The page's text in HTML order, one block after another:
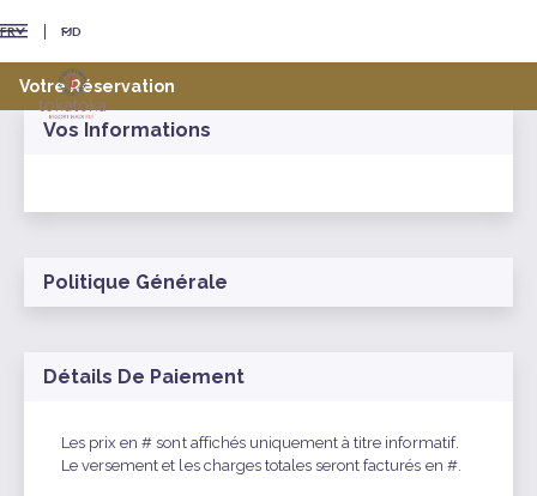
FJD
FR
Votre Réservation
Vos Informations
Politique Générale
Détails De Paiement
Les prix en # sont affichés uniquement à titre informatif.
Le versement et les charges totales seront facturés en #.